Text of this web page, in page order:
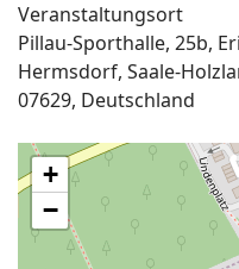
Veranstaltungsort
Pillau-Sporthalle, 25b,
Hermsdorf, Saale-
07629, Deutschland
+
−